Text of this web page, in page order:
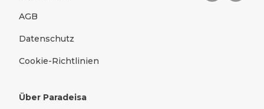
AGB
Datenschutz
Cookie-Richtlinien
Über Paradeisa